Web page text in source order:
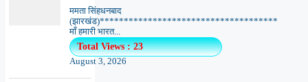
ममता सिंहधनबाद
(झारखंड)*************************************
माँ हमारी भारत...
Total Views : 23
August 3, 2026